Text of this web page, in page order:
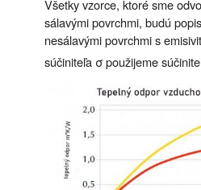
Všetky vzorce, ktoré sme
sálavými povrchmi, budú
nesálavými povrchmi s
súčiniteľa σ použijeme